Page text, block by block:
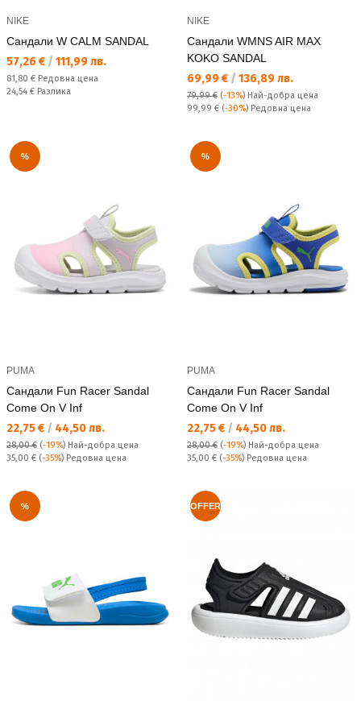
NIKE
Сандали W CALM SANDAL
Текуща цена:
57,26 € / 111,99 лв.
Редовна цена:
81,80 € Редовна цена
Спестявате:
24,54 € Разлика
NIKE
Сандали WMNS AIR MAX
KOKO SANDAL
Текуща цена:
69,99 € / 136,89 лв.
79,99 € (-13%) Най-добра цена
Редовна цена:
99,99 € (-30%) Редовна цена
%
PUMA
Сандали Fun Racer Sandal
Come On V Inf
Текуща цена:
22,75 € / 44,50 лв.
28,00 € (-19%) Най-добра цена
Редовна цена:
35,00 € (-35%) Редовна цена
%
PUMA
Сандали Fun Racer Sandal
Come On V Inf
Текуща цена:
22,75 € / 44,50 лв.
28,00 € (-19%) Най-добра цена
Редовна цена:
35,00 € (-35%) Редовна цена
% OFFER